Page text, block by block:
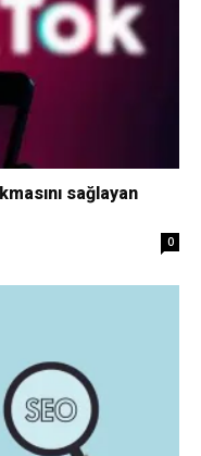
sağlayan
0